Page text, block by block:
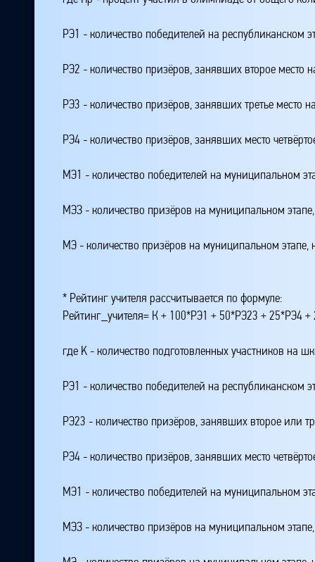
РЭ1 - количество победителей на республиканском
РЭ2 - количество призёров, занявших второе место
РЭ3 - количество призёров, занявших третье место
РЭ4 - количество призёров, занявших место
МЭ1 - количество победителей на муниципальном
МЭЗ - количество призёров на муниципальном
МЭ - количество призёров на муниципальном
* Рейтинг учителя рассчитывается по формуле:
Рейтинг_учителя= К + 100*РЭ1 + 50*РЭ23 +
где K - количество подготовленных участников на
РЭ1 - количество победителей на республиканском
РЭ23 - количество призёров, занявших второе или
РЭ4 - количество призёров, занявших место
МЭ1 - количество победителей на муниципальном
МЭЗ - количество призёров на муниципальном